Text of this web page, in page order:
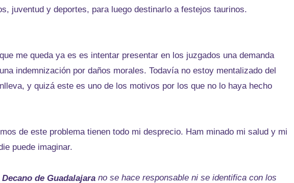
juventud y deportes, para luego destinarlo a festejos taurinos.
me queda ya es es intentar presentar en los juzgados una demanda
indemnización por daños morales. Todavía no estoy mentalizado del
y quizá este es uno de los motivos por los que no lo haya hecho
de este problema tienen todo mi desprecio. Ham minado mi salud y mi
puede imaginar.
de Guadalajara no se hace responsable ni se identifica con los